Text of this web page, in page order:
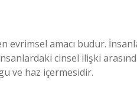
evrimsel amacı budur.
cinsel ilişki
ve haz içermesidir.